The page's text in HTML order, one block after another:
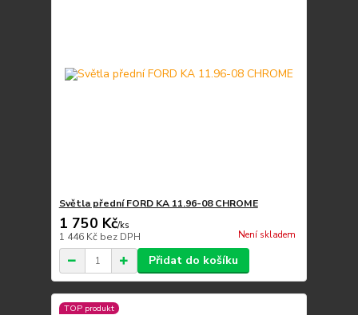
Světla přední FORD KA 11.96-08 CHROME
1 750 Kč/ks
1 446 Kč bez DPH Není skladem
Přidat do košíku
TOP produkt